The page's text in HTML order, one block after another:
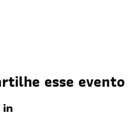
esse evento